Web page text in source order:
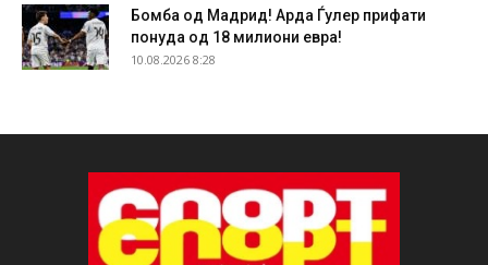
Бомба од Мадрид! Арда Ѓулер прифати
понуда од 18 милиони евра!
10.08.2026 8:28